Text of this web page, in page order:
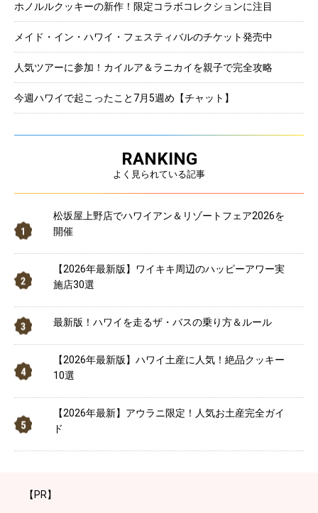
ホノルルクッキーの新作！限定コラボコレクションに注目
メイド・イン・ハワイ・フェスティバルのチケット発売中
人気ツアーに参加！カイルア＆ラニカイを親子で完全攻略
今週ハワイで起こったこと7月5週め【チャット】
RANKING
よく見られている記事
松坂屋上野店でハワイアン＆リゾートフェア2026を
開催
【2026年最新版】ワイキキ周辺のハッピーアワー実
施店30選
最新版！ハワイを走るザ・バスの乗り方＆ルール
【2026年最新版】ハワイ土産に人気！絶品クッキー
10選
【2026年最新】アウラニ限定！人気お土産完全ガイ
ド
【PR】